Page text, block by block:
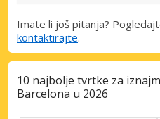
Imate li još pitanja?
kontaktirajte.
10 najbolje tvrtke za
Barcelona u 2026